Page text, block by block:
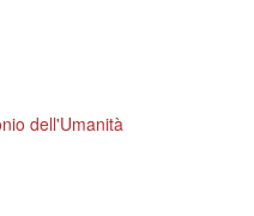
dell'Umanità